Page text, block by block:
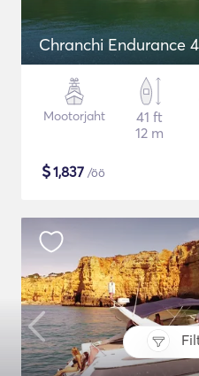
Chranchi Endurance
Mootorjaht
41 ft
12 m
$1,837 /öö